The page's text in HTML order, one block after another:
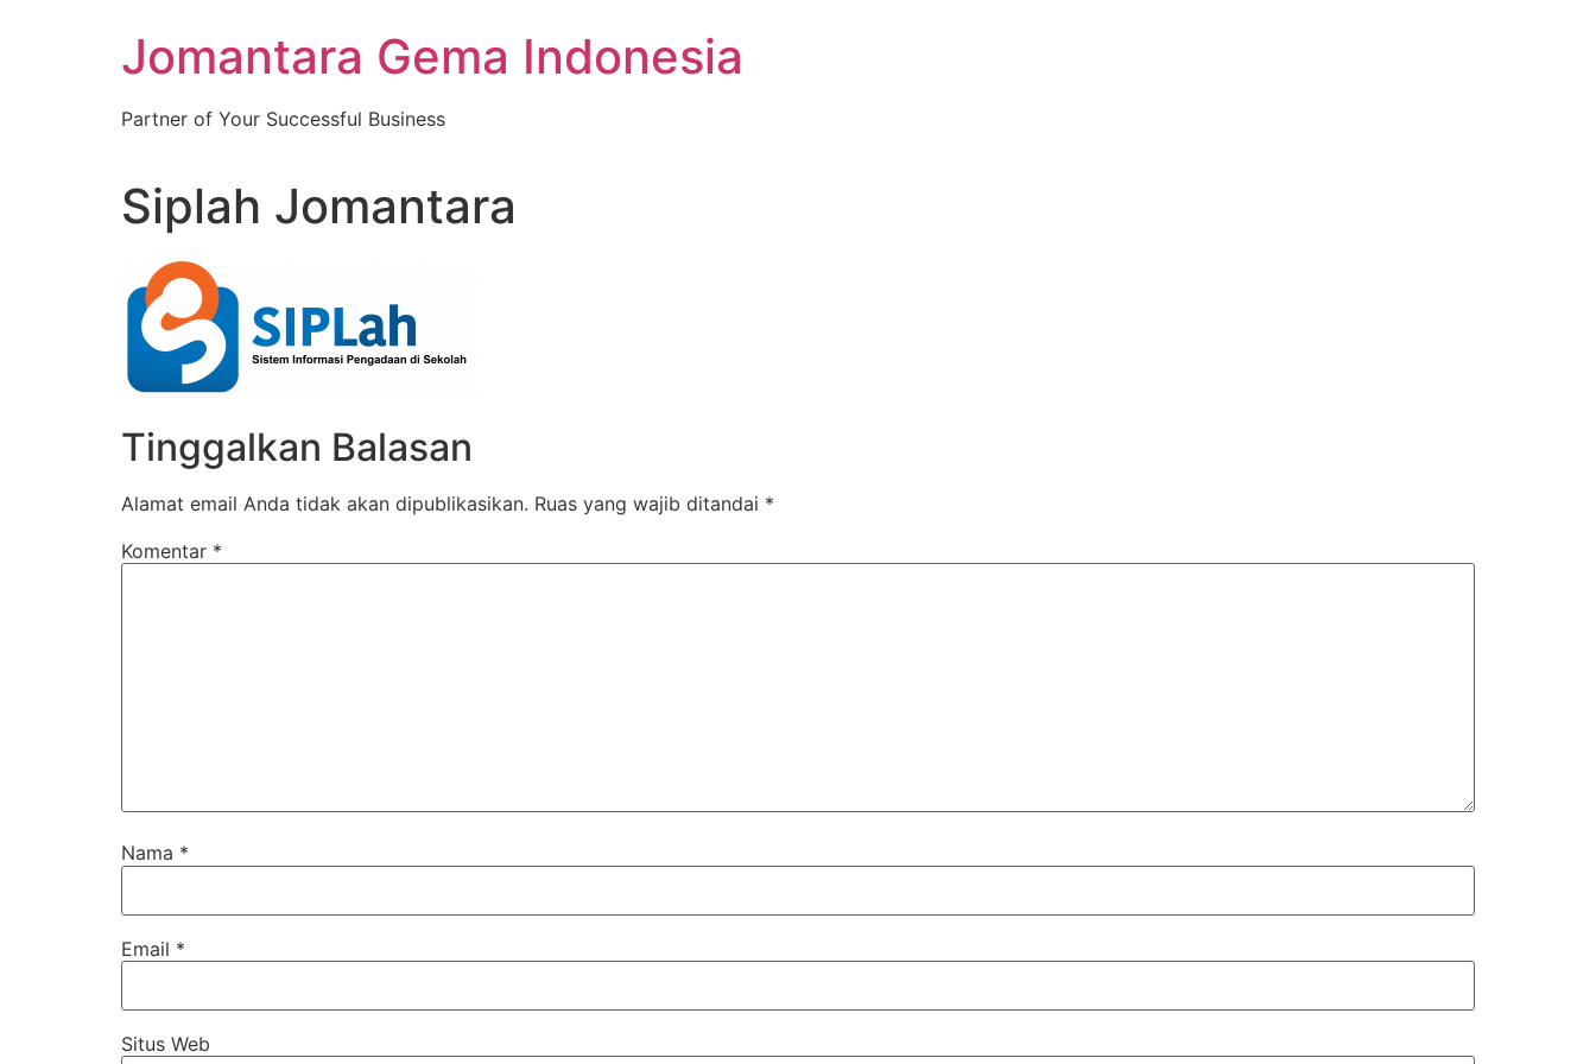
Jomantara Gema Indonesia
Partner of Your Successful Business
Siplah Jomantara
Tinggalkan Balasan
Alamat email Anda tidak akan dipublikasikan. Ruas yang wajib ditandai *
Komentar *
Nama *
Email *
Situs Web